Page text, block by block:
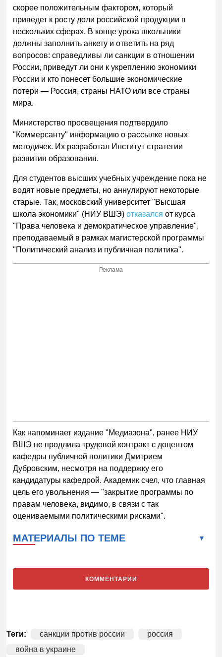
скорее положительным фактором, который
приведет к росту доли российской продукции в
нескольких сферах. В конце урока школьники
должны заполнить анкету и ответить на ряд
вопросов: справедливы ли санкции в отношении
России, приведут ли они к укреплению экономики
России и кто понесет большие экономические
потери — Россия, страны НАТО или все страны
мира.
Министерство просвещения подтвердило
"Коммерсанту" информацию о рассылке новых
методичек. Их разработал Институт стратегии
развития образования.
Для студентов высших учебных учреждение пока не
водят новые предметы, но аннулируют некоторые
старые. Так, московский университет "Высшая
школа экономики" (НИУ ВШЭ)отказался от курса
"Права человека и демократическое управление",
преподаваемый в рамках магистерской программы
"Политический анализ и публичная политика".
Реклама
Как напоминает издание "Медиазона", ранее НИУ
ВШЭ не продлила трудовой контракт с доцентом
кафедры публичной политики Дмитрием
Дубровским, несмотря на поддержку его
кандидатуры кафедрой. Академик счел, что главная
цель его увольнения — "закрытие программы по
правам человека, видимо, в связи с так
оцениваемыми политическими рисками".
МАТЕРИАЛЫ ПО ТЕМЕ
КОММЕНТАРИИ
Теги: санкции против россии
россия
война в украине